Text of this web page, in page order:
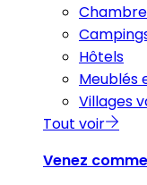
Hôtels
Meublés
Villages
Tout voir
Venez